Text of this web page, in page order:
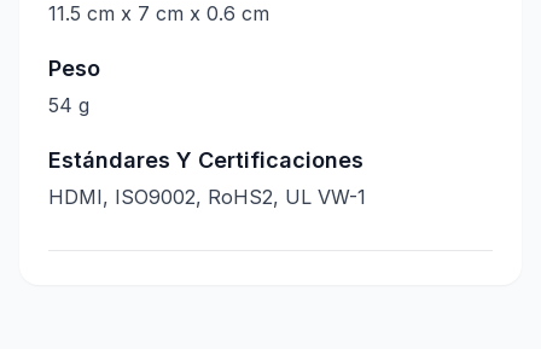
11.5 cm x 7 cm x 0.6 cm
Peso
54 g
Estándares Y Certificaciones
HDMI, ISO9002, RoHS2, UL VW-1